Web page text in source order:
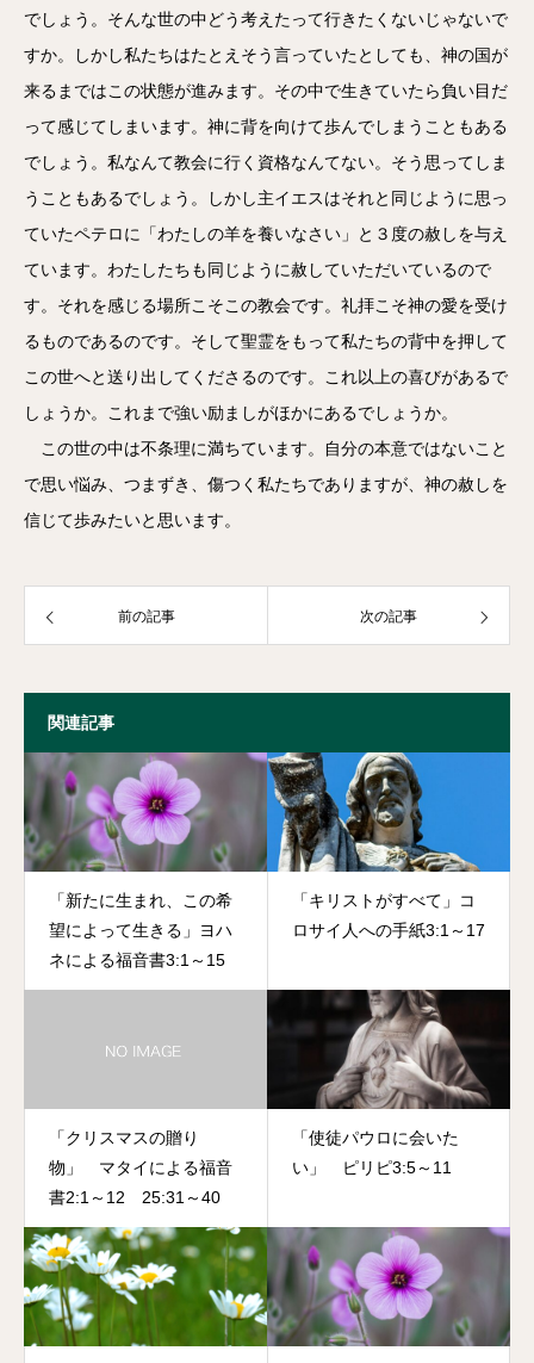
でしょう。そんな世の中どう考えたって行きたくないじゃないで
すか。しかし私たちはたとえそう言っていたとしても、神の国が
来るまではこの状態が進みます。その中で生きていたら負い目だ
って感じてしまいます。神に背を向けて歩んでしまうこともある
でしょう。私なんて教会に行く資格なんてない。そう思ってしま
うこともあるでしょう。しかし主イエスはそれと同じように思っ
ていたペテロに「わたしの羊を養いなさい」と３度の赦しを与え
ています。わたしたちも同じように赦していただいているので
す。それを感じる場所こそこの教会です。礼拝こそ神の愛を受け
るものであるのです。そして聖霊をもって私たちの背中を押して
この世へと送り出してくださるのです。これ以上の喜びがあるで
しょうか。これまで強い励ましがほかにあるでしょうか。
この世の中は不条理に満ちています。自分の本意ではないこと
で思い悩み、つまずき、傷つく私たちでありますが、神の赦しを
信じて歩みたいと思います。
前の記事 次の記事
関連記事
「新たに生まれ、この希
望によって生きる」ヨハ
ネによる福音書3:1～15
「キリストがすべて」コ
ロサイ人への手紙3:1～17
「クリスマスの贈り
物」 マタイによる福音
書2:1～12 25:31～40
「使徒パウロに会いた
い」 ピリピ3:5～11